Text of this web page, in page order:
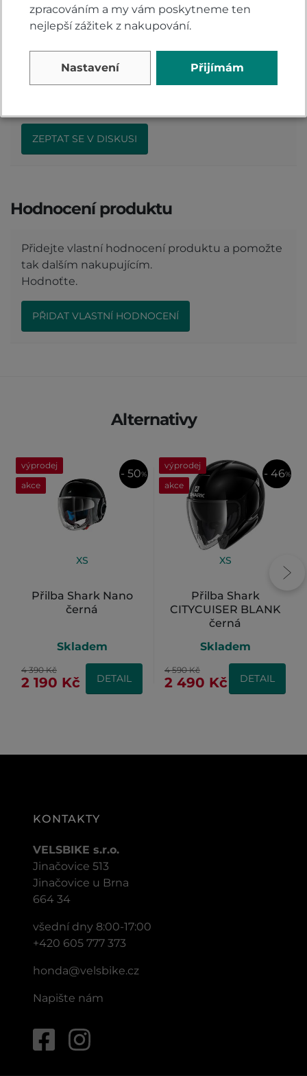
Komentáře k produktu (0)
Máte otázky k produktu: Přilba Shark Nano
černá mat?
ZEPTAT SE V DISKUSI
Hodnocení produktu
Přidejte vlastní hodnocení produktu a pomožte
tak dalším nakupujícím.
Hodnoťte.
PŘIDAT VLASTNÍ HODNOCENÍ
Alternativy
XS
Přilba Shark Nano
černá
výprodej
akce
- 50%
Skladem
4 390 Kč
2 190 Kč DETAIL
XS
Přilba Shark
CITYCUISER BLANK
černá
výprodej
akce
- 46%
Skladem
4 590 Kč
2 490 Kč DETAIL
KONTAKTY
VELSBIKE s.r.o.
Jinačovice 513
Jinačovice u Brna
664 34
všední dny 8:00-17:00
+420 605 777 373
honda@velsbike.cz
Napište nám
zpracováním a my vám poskytneme ten
nejlepší zážitek z nakupování.
Nastavení Přijímám